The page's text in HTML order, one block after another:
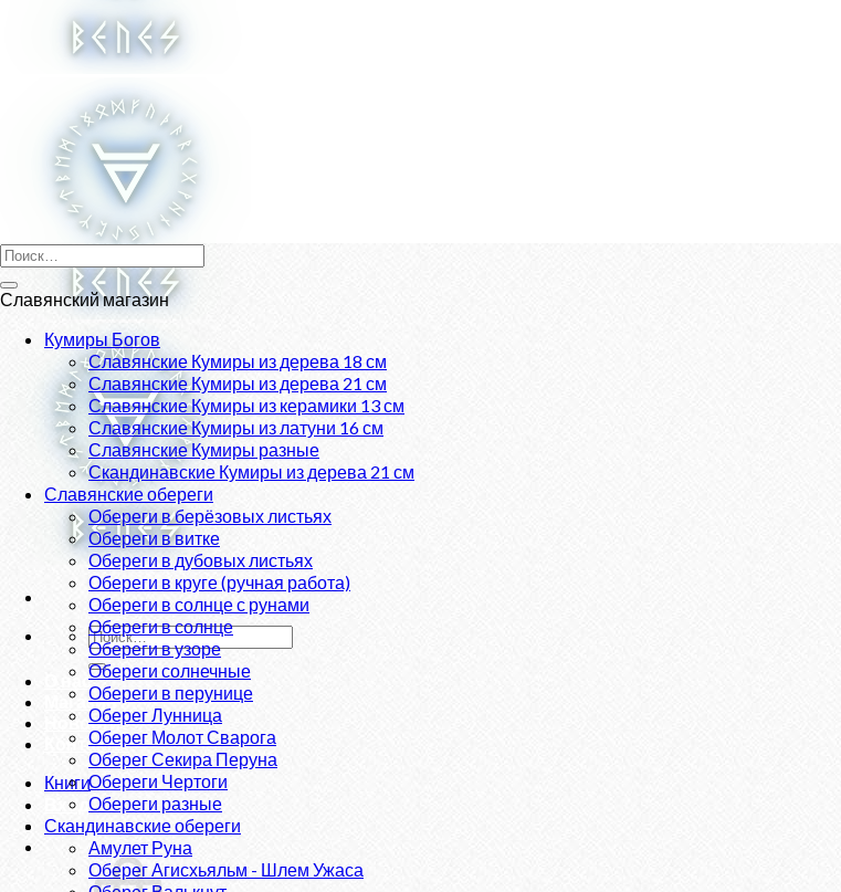
Искать:
О нас
Магазин
Новости
Контакты
Книги
Вход
Искать:
Славянский магазин
Кумиры Богов
Славянские Кумиры из дерева 18 см
Славянские Кумиры из дерева 21 см
Славянские Кумиры из керамики 13 см
Славянские Кумиры из латуни 16 см
Славянские Кумиры разные
Скандинавские Кумиры из дерева 21 см
Славянские обереги
Обереги в берёзовых листьях
Обереги в витке
Обереги в дубовых листьях
Обереги в круге (ручная работа)
Обереги в солнце с рунами
Обереги в солнце
Обереги в узоре
Обереги солнечные
Обереги в перунице
Оберег Лунница
Оберег Молот Сварога
Оберег Секира Перуна
Обереги Чертоги
Обереги разные
Скандинавские обереги
Амулет Руна
Оберег Агисхьяльм - Шлем Ужаса